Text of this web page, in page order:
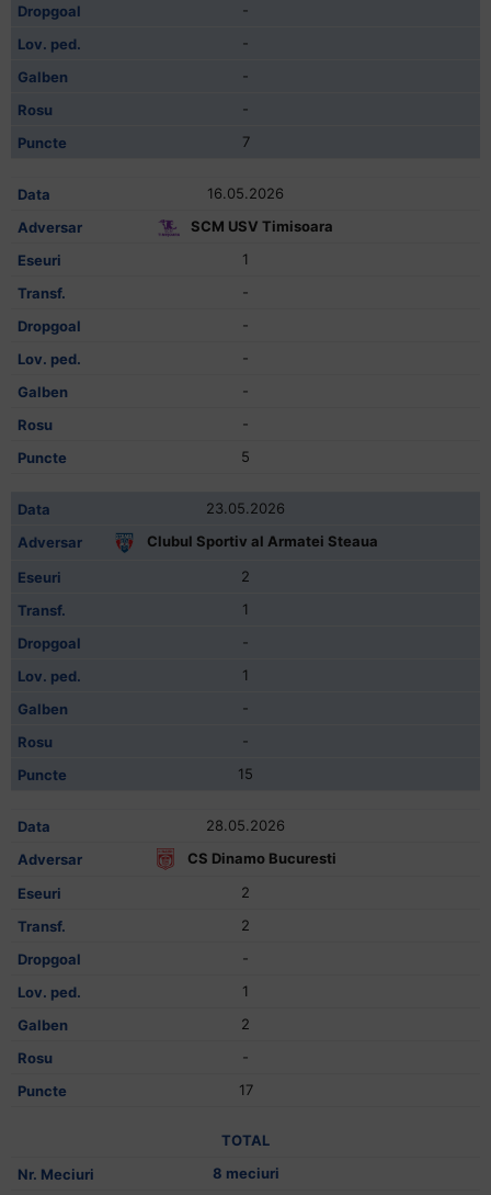
-
-
-
-
7
16.05.2026
SCM USV Timisoara
1
-
-
-
-
-
5
23.05.2026
Clubul Sportiv al Armatei Steaua
2
1
-
1
-
-
15
28.05.2026
CS Dinamo Bucuresti
2
2
-
1
2
-
17
TOTAL
8 meciuri